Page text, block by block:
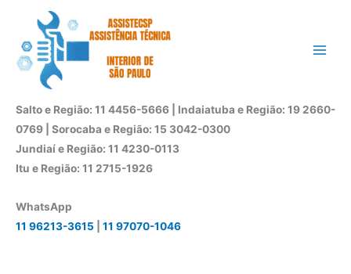
conteúdo
Salto e Região: 11 4456-5666 | Indaiatuba e Região: 19 2660-
0769 | Sorocaba e Região: 15 3042-0300
Jundiaí e Região: 11 4230-0113
Itu e Região: 11 2715-1926
WhatsApp
11 96213-3615
11 97070-1046